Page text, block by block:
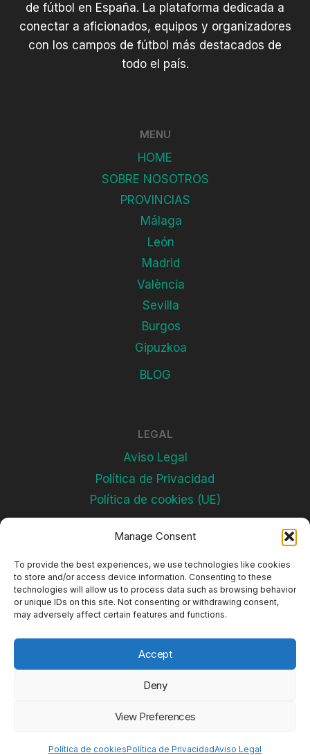
Manage Consent
To provide the best experiences, we use technologies like cookies
to store and/or access device information. Consenting to these
technologies will allow us to process data such as browsing behavior
or unique IDs on this site. Not consenting or withdrawing consent,
may adversely affect certain features and functions.
Accept
Deny
View Preferences
Política de cookiesPolítica de PrivacidadAviso Legal
de fútbol en España. La plataforma dedicada a
conectar a aficionados, equipos y organizadores
con los campos de fútbol más destacados de
todo el país.
MENU
HOME
SOBRE NOSOTROS
PROVINCIAS
Málaga
León
Madrid
València
Sevilla
Burgos
Gipuzkoa
BLOG
LEGAL
Aviso Legal
Política de Privacidad
Política de cookies (UE)
Subscríbete